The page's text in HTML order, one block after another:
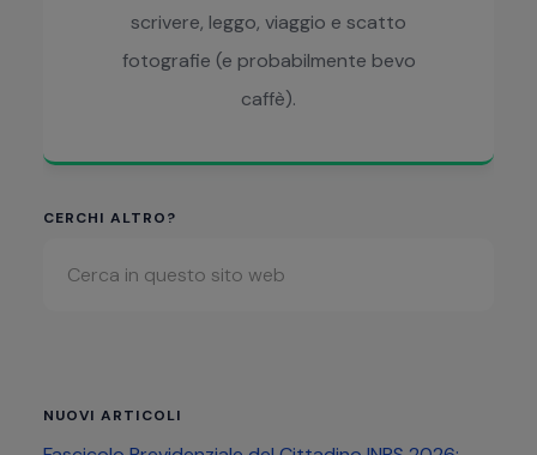
scrivere, leggo, viaggio e scatto
fotografie (e probabilmente bevo
caffè).
Barra
laterale
CERCHI ALTRO?
web
NUOVI ARTICOLI